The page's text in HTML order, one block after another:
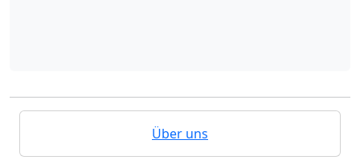
Über uns